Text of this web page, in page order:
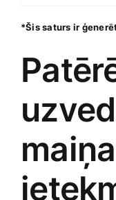
*Šis saturs‍ ir